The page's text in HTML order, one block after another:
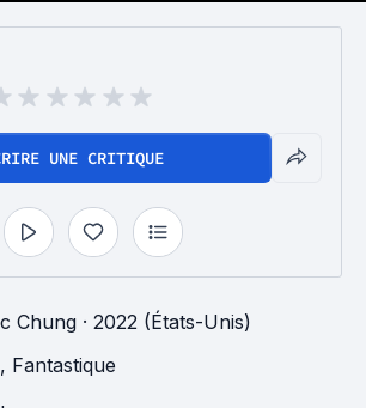
UNE CRITIQUE
Chung · 2022 (États-Unis)
, Fantastique